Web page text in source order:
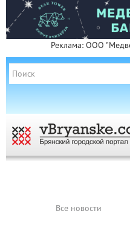
Реклама: ООО
Все новости